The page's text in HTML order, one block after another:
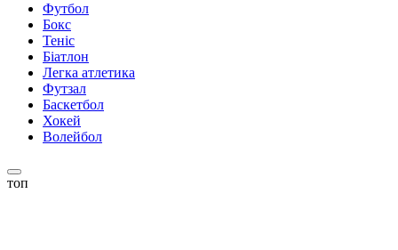
Футбол
Бокс
Теніс
Біатлон
Легка атлетика
Футзал
Баскетбол
Хокей
Волейбол
топ